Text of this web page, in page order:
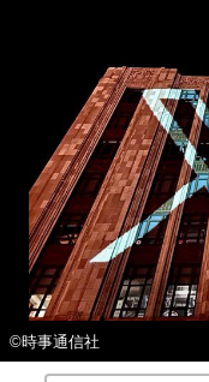
©時事通信社